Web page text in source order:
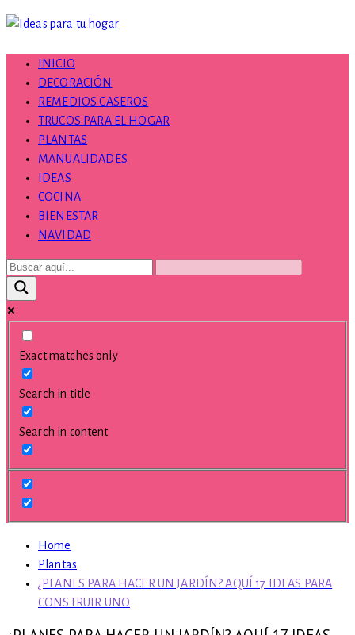
Skip
content
INICIO
DECORACIÓN
REMEDIOS CASEROS
TRUCOS PARA EL HOGAR
PLANTAS
MANUALIDADES
IDEAS
COCINA
BIENESTAR
NAVIDAD
Exact matches only
Search in title
Search in content
Home
Plantas
¿PLANES PARA HACER UN JARDÍN? AQUÍ 17 IDEAS PARA
CONSTRUIR UNO